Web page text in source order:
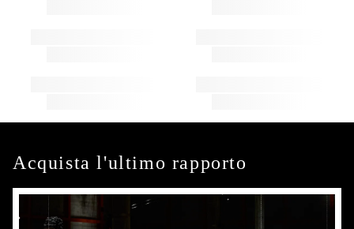
Acquista l'ultimo rapporto